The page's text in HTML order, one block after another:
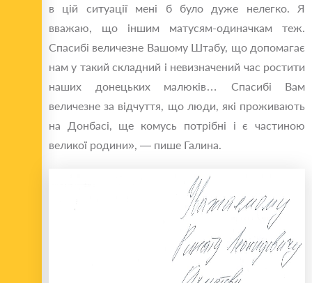
в цій ситуації мені б було дуже нелегко. Я
вважаю, що іншим матусям-одиначкам теж.
Спасибі величезне Вашому Штабу, що допомагає
нам у такий складний і невизначений час ростити
наших донецьких малюків… Спасибі Вам
величезне за відчуття, що люди, які проживають
на Донбасі, ще комусь потрібні і є частиною
великої родини», — пише Галина.